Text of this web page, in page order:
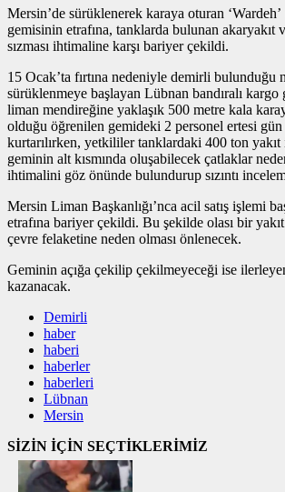
Mersin’de sürüklenerek karaya oturan
gemisinin etrafına, tanklarda bulunan akaryakıt
sızması ihtimaline karşı bariyer çekildi.
15 Ocak’ta fırtına nedeniyle demirli bulunduğu
sürüklenmeye başlayan Lübnan bandıralı kargo
liman mendireğine yaklaşık 500 metre kala
olduğu öğrenilen gemideki 2 personel ertesi
kurtarılırken, yetkililer tanklardaki 400 ton yakıt
geminin alt kısmında oluşabilecek çatlaklar
ihtimalini göz önünde bulundurup sızıntı
Mersin Liman Başkanlığı’nca acil satış işlemi
etrafına bariyer çekildi. Bu şekilde olası bir yakıt
çevre felaketine neden olması önlenecek.
Geminin açığa çekilip çekilmeyeceği ise
kazanacak.
Demirli
haber
haberi
haberler
haberleri
Lübnan
Mersin
SİZİN İÇİN SEÇTİKLERİMİZ